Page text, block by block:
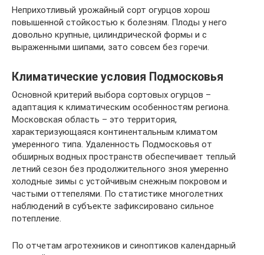
Неприхотливый урожайный сорт огурцов хорош
повышенной стойкостью к болезням. Плоды у него
довольно крупные, цилиндрической формы и с
выраженными шипами, зато совсем без горечи.
Климатические условия Подмосковья
Основной критерий выбора сортовых огурцов –
адаптация к климатическим особенностям региона.
Московская область – это территория,
характеризующаяся континентальным климатом
умеренного типа. Удаленность Подмосковья от
обширных водных пространств обеспечивает теплый
летний сезон без продолжительного зноя умеренно
холодные зимы с устойчивым снежным покровом и
частыми оттепелями. По статистике многолетних
наблюдений в субъекте зафиксировано сильное
потепление.
По отчетам агротехников и синоптиков календарный